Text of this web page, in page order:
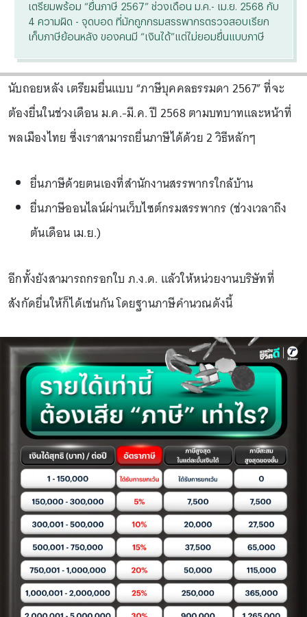
เตรียมพร้อม “ยื่นภาษี 2567” ช่วงเดือน ม.ค.- เม.ย. 2568 กับ
4 ความผิด - จุดบอด ที่มักถูกกรมสรรพากรตรวจสอบเรียก
เก็บภาษีย้อนหลัง ของคนมี “เงินได้”แต่ไม่ยอมยื่นแบบภาษี
นับถอยหลัง เตรียมยื่นแบบ “ภาษีบุคคลธรรมดา 2567” ที่จะ
ต้องยื่นในช่วงเดือน ม.ค.-มี.ค. ปี 2568 ตามบทบาทและหน้าที่
พลเมืองไทย ซึ่งเราสามารถยื่นภาษีได้ด้วย 2 วิธีหลักๆ
ยื่นภาษีด้วยตนเองที่สำนักงานสรรพากรใกล้บ้าน
ยื่นภาษีออนไลน์ผ่านเว็บไซต์กรมสรรพากร (ช่วงเวลาถึง
ต้นเดือน เม.ย.)
อีกทั้งยังสามารถกรอกใบ ภ.ง.ด. แล้วให้หน่วยงานบริษัทที่
สังกัดยื่นให้ก็ได้เช่นกัน โดยฐานภาษีคำนวณดังนี้